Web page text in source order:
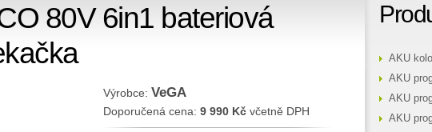
80V 6in1 bateriová
Výrobce: VeGA
Doporučená cena: 9 990 Kč včetně DPH
AKU
AKU
AKU
AKU